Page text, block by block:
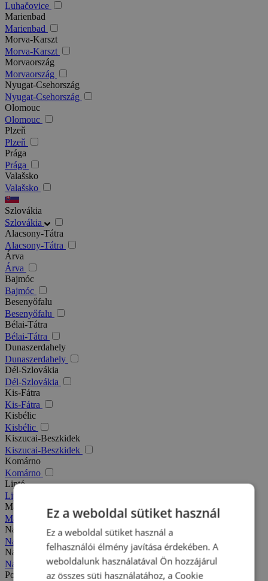
Luhačovice
Marienbad
Marienbad
Morva-Karszt
Morva-Karszt
Morvaország
Morvaország
Nyugat-Csehország
Nyugat-Csehország
Olomouc
Olomouc
Plzeň
Plzeň
Prága
Prága
Valašsko
Valašsko
Szlovákia
Szlovákia
Alacsony-Tátra
Alacsony-Tátra
Árva
Árva
Bajmóc
Bajmóc
Besenyőfalu
Besenyőfalu
Bélai-Tátra
Bélai-Tátra
Dunaszerdahely
Dunaszerdahely
Dél-Szlovákia
Dél-Szlovákia
Kis-Fátra
Kis-Fátra
Kisbélic
Kisbélic
Kiszucai-Beszkidek
Kiszucai-Beszkidek
Komárno
Komárno
Liptó
Liptó
Magas-Tátra
Magas-Tátra
Nagy-Fátra
Nagy-Fátra
Nagymegyer
Nagymegyer
Podhajska
Ez a weboldal sütiket használ
Ez a weboldal sütiket használ a
felhasználói élmény javítása érdekében. A
weboldalunk használatával Ön hozzájárul
az összes süti használatához, a Cookie